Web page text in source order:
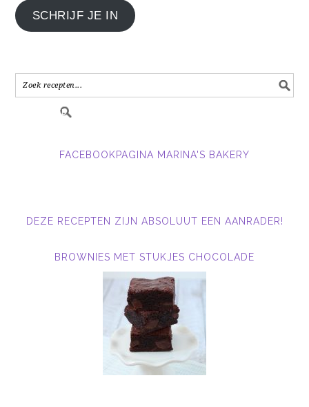
je
e-
in.....
SCHRIJF JE IN
FACEBOOKPAGINA MARINA'S BAKERY
DEZE RECEPTEN ZIJN ABSOLUUT EEN AANRADER!
BROWNIES MET STUKJES CHOCOLADE